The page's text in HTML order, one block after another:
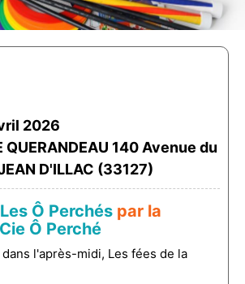
2026
QUERANDEAU 140 Avenue du
D'ILLAC (33127)
Les Ô Perchés par la
Cie Ô Perché
l'après-midi, Les fées de la